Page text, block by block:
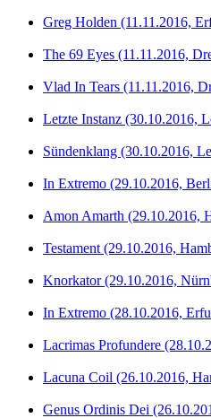
Greg Holden (11.11.2016,
The 69 Eyes (11.11.2016,
Vlad In Tears (11.11.2016,
Letzte Instanz (30.10.2016,
Sündenklang (30.10.2016,
In Extremo (29.10.2016,
Amon Amarth (29.10.2016,
Testament (29.10.2016,
Knorkator (29.10.2016,
In Extremo (28.10.2016,
Lacrimas Profundere
Lacuna Coil (26.10.2016,
Genus Ordinis Dei